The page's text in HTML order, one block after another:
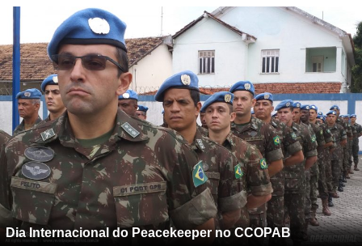
Dia Internacional do Peacekeeper no CCOPAB